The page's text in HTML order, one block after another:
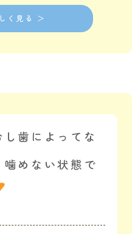
く見る ＞
歯によってな
めない状態で